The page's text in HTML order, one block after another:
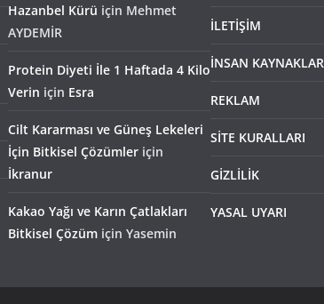
Hazanbel Kürü için Mehmet
AYDEMİR
Protein Diyeti İle 1 Haftada 4 Kilo
Verin için Esra
Cilt Kararması ve Güneş Lekeleri
İçin Bitkisel Çözümler için
İkranur
Kakao Yağı ve Karın Çatlakları
Bitkisel Çözüm için Yasemin
İLETİŞİM
İNSAN
REKLAM
SİTE KURALLARI
GİZLİLİK
YASAL UYARI